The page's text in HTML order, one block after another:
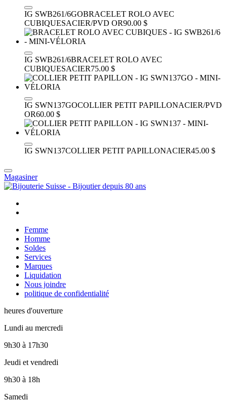
IG SWB261/6GOBRACELET ROLO AVEC
CUBIQUESACIER/PVD OR90.00 $
IG SWB261/6BRACELET ROLO AVEC
CUBIQUESACIER75.00 $
IG SWN137GOCOLLIER PETIT PAPILLONACIER/PVD
OR60.00 $
IG SWN137COLLIER PETIT PAPILLONACIER45.00 $
Magasiner
Femme
Homme
Soldes
Services
Marques
Liquidation
Nous joindre
politique de confidentialité
heures d'ouverture
Lundi au mercredi
9h30 à 17h30
Jeudi et vendredi
9h30 à 18h
Samedi